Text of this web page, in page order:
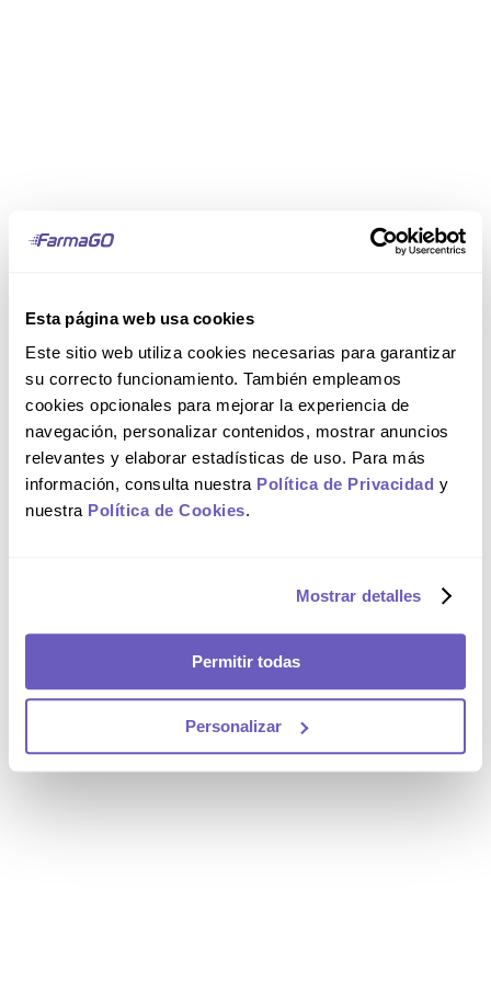
Esta página web usa cookies
Este sitio web utiliza cookies necesarias para garantizar
su correcto funcionamiento. También empleamos
cookies opcionales para mejorar la experiencia de
navegación, personalizar contenidos, mostrar anuncios
relevantes y elaborar estadísticas de uso. Para más
información, consulta nuestra Política de Privacidad y
nuestra Política de Cookies.
Mostrar detalles
Permitir todas
Personalizar